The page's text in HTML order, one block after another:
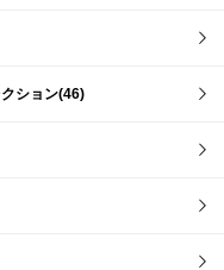
ション(46)